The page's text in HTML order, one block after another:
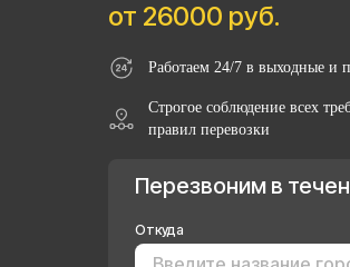
от 26000 руб.
Работаем 24/7 в выходные и
Строгое соблюдение всех
правил перевозки
Перезвоним в
Откуда